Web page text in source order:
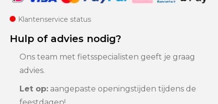
Klantenservice status
Hulp of advies nodig?
Ons team met fietsspecialisten geeft je graag
advies.
Let op: aangepaste openingstijden tijdens de